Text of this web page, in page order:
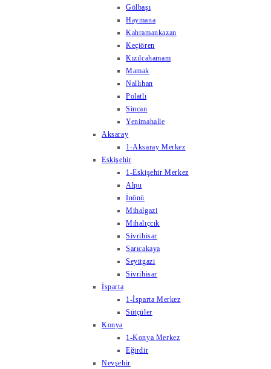
Gölbaşı
Haymana
Kahramankazan
Keçiören
Kızılcahamam
Mamak
Nallıhan
Polatlı
Sincan
Yenimahalle
Aksaray
1-Aksaray Merkez
Eskişehir
1-Eskişehir Merkez
Alpu
İnönü
Mihalgazi
Mihalıçcık
Sivrihisar
Sarıcakaya
Seyitgazi
Sivrihisar
İsparta
1-İsparta Merkez
Sütçüler
Konya
1-Konya Merkez
Eğirdir
Nevşehir